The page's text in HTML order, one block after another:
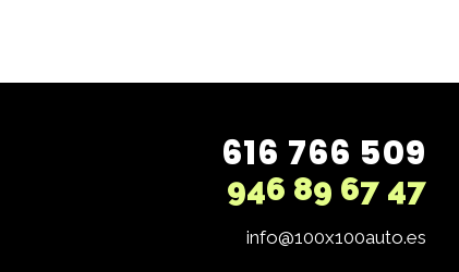
616 766 509
946 89 67 47
info@100x100auto.es